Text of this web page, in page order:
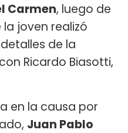
Carmen, luego de
joven realizó
de la
Ricardo Biasotti,
en la causa por
Juan Pablo